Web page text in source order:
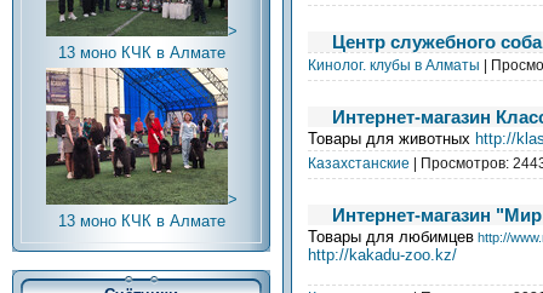
>
13 моно КЧК в Алмате
>
13 моно КЧК в Алмате
Центр служебного
Кинолог. клубы в Алматы |
Интернет-магазин
Товары для животных http://
Казахстанские | Просмотров:
Интернет-магазин
Товары для любимцев http://
http://kakadu-zoo.kz/